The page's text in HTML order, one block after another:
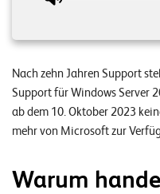
Nach zehn Jahren Support
Support für Windows Server
ab dem 10. Oktober 2023
mehr von Microsoft zur
Warum